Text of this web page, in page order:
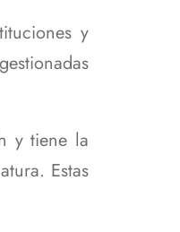
y
y tiene la
Estas